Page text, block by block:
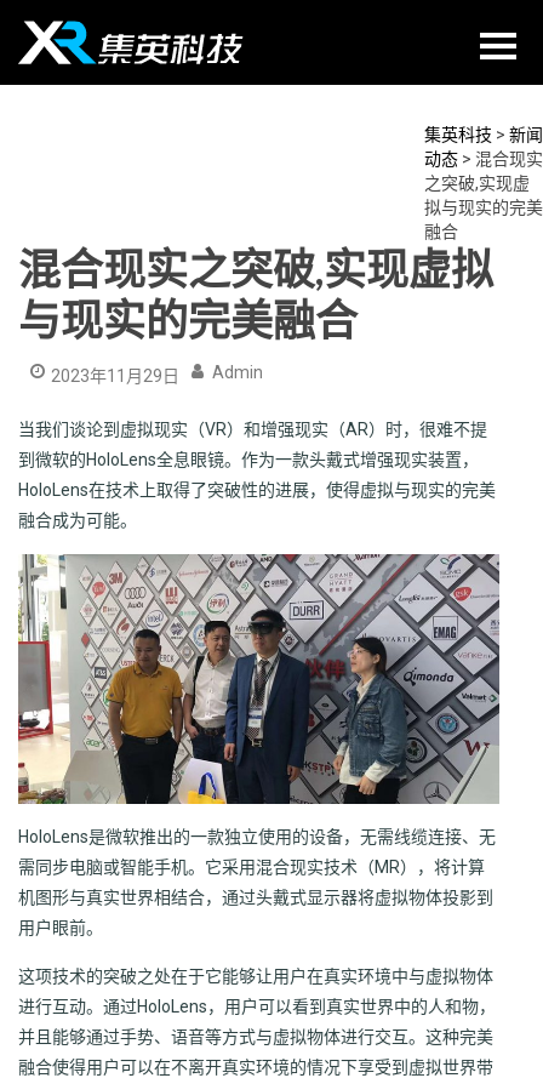
content
集英科技 > 新闻
动态 > 混合现实
之突破,实现虚
拟与现实的完美
融合
混合现实之突破,实现虚拟
与现实的完美融合
2023年11月29日 Admin
当我们谈论到虚拟现实（VR）和增强现实（AR）时，很难不提
到微软的HoloLens全息眼镜。作为一款头戴式增强现实装置，
HoloLens在技术上取得了突破性的进展，使得虚拟与现实的完美
融合成为可能。
HoloLens是微软推出的一款独立使用的设备，无需线缆连接、无
需同步电脑或智能手机。它采用混合现实技术（MR），将计算
机图形与真实世界相结合，通过头戴式显示器将虚拟物体投影到
用户眼前。
这项技术的突破之处在于它能够让用户在真实环境中与虚拟物体
进行互动。通过HoloLens，用户可以看到真实世界中的人和物，
并且能够通过手势、语音等方式与虚拟物体进行交互。这种完美
融合使得用户可以在不离开真实环境的情况下享受到虚拟世界带